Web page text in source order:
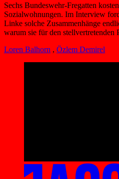
Sechs Bundeswehr-Fregatten
Sozialwohnungen. Im Interview
Linke solche Zusammenhänge
warum sie für den stellvertretenden
Loren Balhorn , Özlem Demirel